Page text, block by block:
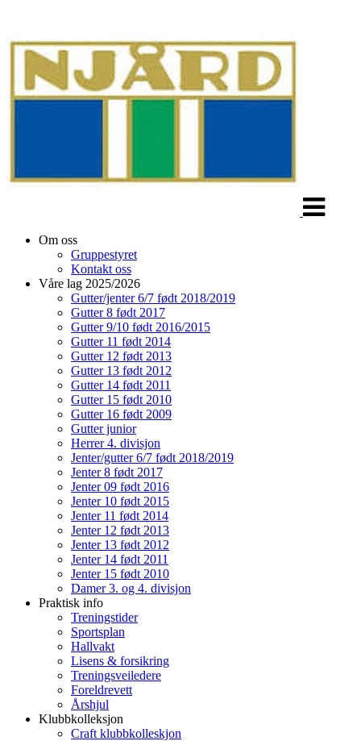
Om oss
Gruppestyret
Kontakt oss
Våre lag 2025/2026
Gutter/jenter 6/7 født 2018/2019
Gutter 8 født 2017
Gutter 9/10 født 2016/2015
Gutter 11 født 2014
Gutter 12 født 2013
Gutter 13 født 2012
Gutter 14 født 2011
Gutter 15 født 2010
Gutter 16 født 2009
Gutter junior
Herrer 4. divisjon
Jenter/gutter 6/7 født 2018/2019
Jenter 8 født 2017
Jenter 09 født 2016
Jenter 10 født 2015
Jenter 11 født 2014
Jenter 12 født 2013
Jenter 13 født 2012
Jenter 14 født 2011
Jenter 15 født 2010
Damer 3. og 4. divisjon
Praktisk info
Treningstider
Sportsplan
Hallvakt
Lisens & forsikring
Treningsveiledere
Foreldrevett
Årshjul
Klubbkolleksjon
Craft klubbkolleskjon